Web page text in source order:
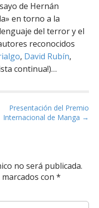
de Hernán
en torno a la
del terror y el
reconocidos
, David Rubín,
continua!)…
Presentación del Premio
Internacional de Manga →
no será publicada.
con *